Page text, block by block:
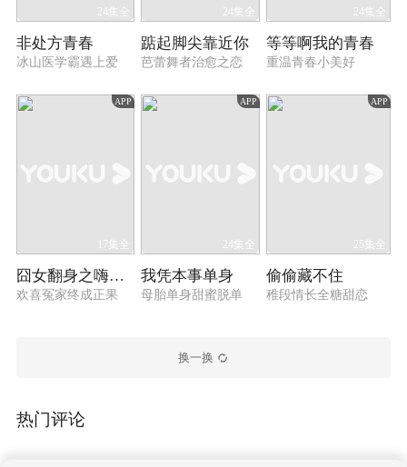
24集全
非处方青春
冰山医学霸遇上爱
24集全
踮起脚尖靠近你
芭蕾舞者治愈之恋
24集全
等等啊我的青春
重温青春小美好
APP
17集全
囧女翻身之嗨如花 第二季
欢喜冤家终成正果
APP
24集全
我凭本事单身
母胎单身甜蜜脱单
APP
25集全
偷偷藏不住
稚段情长全糖甜恋
换一换
热门评论